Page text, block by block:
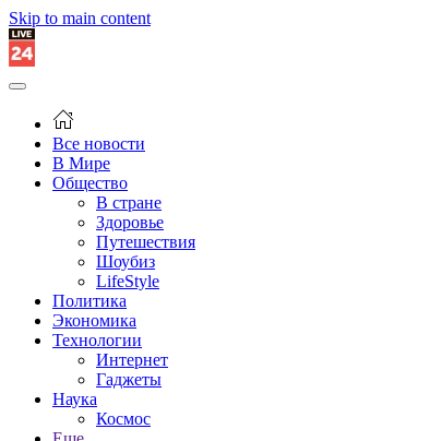
Skip to main content
Все новости
В Мире
Общество
В стране
Здоровье
Путешествия
Шоубиз
LifeStyle
Политика
Экономика
Технологии
Интернет
Гаджеты
Наука
Космос